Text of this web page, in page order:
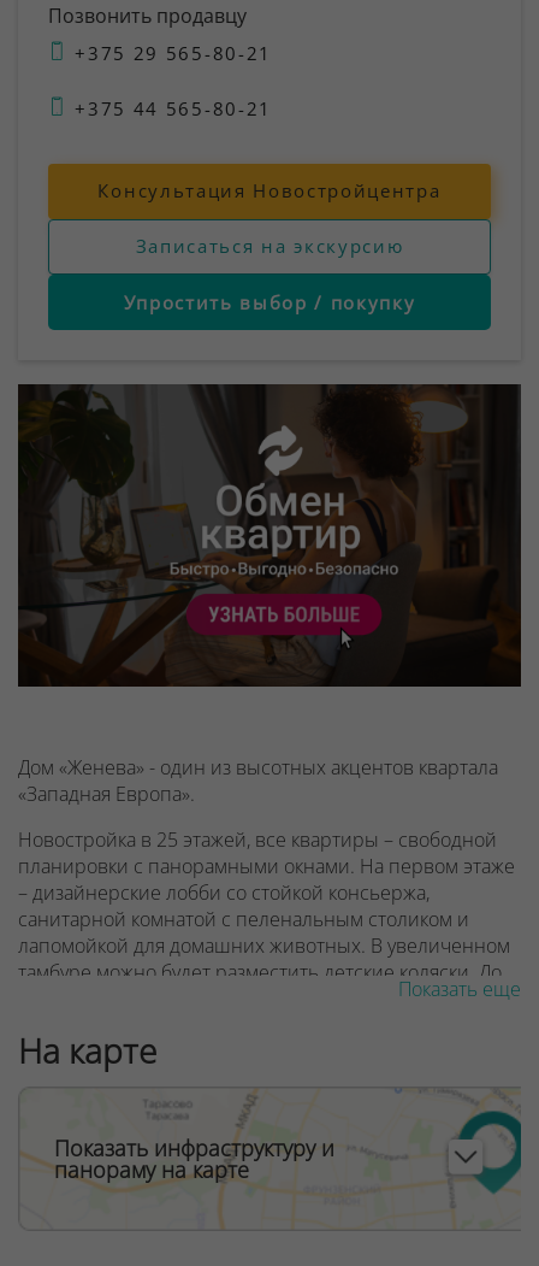
Позвонить продавцу
+375 29 565-80-21
+375 44 565-80-21
Консультация Новостройцентра
Записаться на экскурсию
Упростить выбор / покупку
Дом «Женева» - один из высотных акцентов квартала
«Западная Европа».
Новостройка в 25 этажей, все квартиры – свободной
планировки с панорамными окнами. На первом этаже
– дизайнерские лобби со стойкой консьержа,
санитарной комнатой с пеленальным столиком и
лапомойкой для домашних животных. В увеличенном
тамбуре можно будет разместить детские коляски. До
квартир жителей доставят 3 скоростных лифта, один
В квартале «Западная Европа» в будущем появятся
детский сад и поликлиника, запроектированы
спортивные и десткие игровые площадки. Дом
Женева находится в шаговой доступности от
строящейся станции метро Аэродромная и торгово-
развлекательного комплекса Avia mall.
Показать еще
На карте
Показать инфраструктуру и
панораму на карте